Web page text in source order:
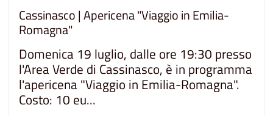
Cassinasco | Apericena "Viaggio in Emilia-
Romagna"
Domenica 19 luglio, dalle ore 19:30 presso
l'Area Verde di Cassinasco, è in programma
l'apericena "Viaggio in Emilia-Romagna".
Costo: 10 eu...